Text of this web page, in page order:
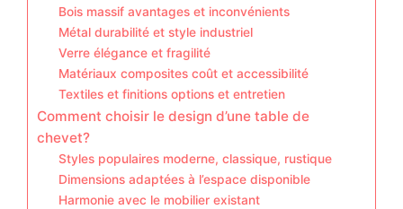
Bois massif avantages et inconvénients
Métal durabilité et style industriel
Verre élégance et fragilité
Matériaux composites coût et accessibilité
Textiles et finitions options et entretien
Comment choisir le design d’une table de
chevet?
Styles populaires moderne, classique, rustique
Dimensions adaptées à l’espace disponible
Harmonie avec le mobilier existant